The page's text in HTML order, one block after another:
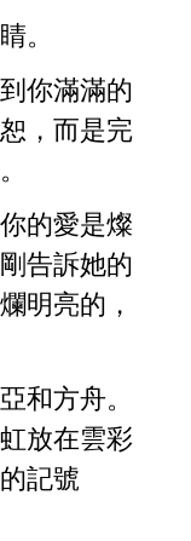
。
你滿滿的
，而是完
的愛是燦
告訴她的
明亮的，
和方舟。
放在雲彩
記號